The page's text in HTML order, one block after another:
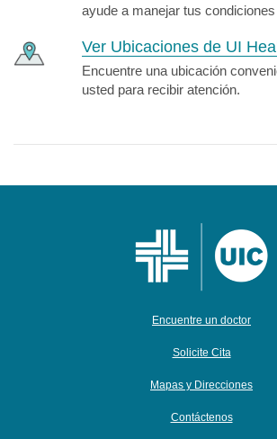
ayude a manejar tus
Ver Ubicaciones de UI
Encuentre una ubicación
usted para recibir atención.
Encuentre un doctor
Solicite Cita
Mapas y Direcciones
Contáctenos